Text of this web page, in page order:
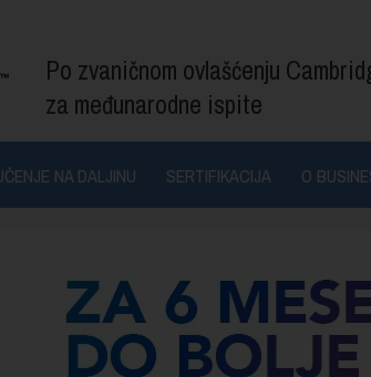
Po zvaničnom ovlašćenju
za međunarodne ispite
NA DALJINU SERTIFIKACIJA O